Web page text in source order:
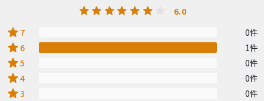
6.0
star 7 0件
star 6 1件
star5 0件
star4 0件
star3 0件